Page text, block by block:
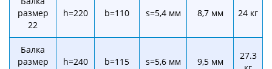
размер
22
h=220 b=110 s=5,4 мм 8,7 мм 24 кг
Балка
размер
h=240 b=115 s=5,6 мм 9,5 мм
27.3